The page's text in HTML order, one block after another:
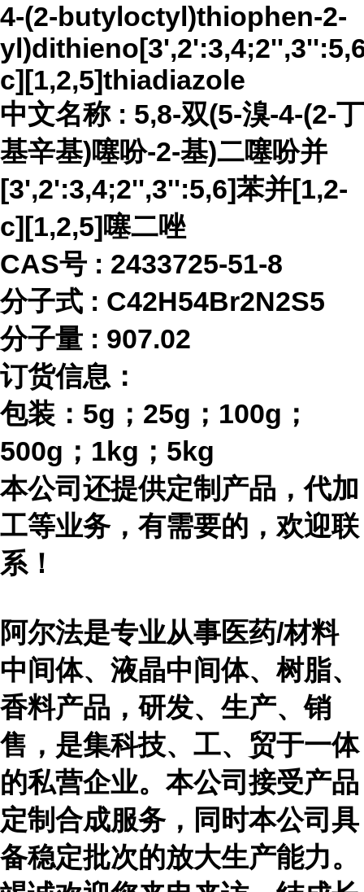
4-(2-butyloctyl)thiophen-2-
c][1,2,5]thiadiazole
中文名称 : 5,8-双(5-溴-4-(2-丁
基辛基)噻吩-2-基)二噻吩并
[3',2':3,4;2'',3'':5,6]苯并[1,2-
c][1,2,5]噻二唑
CAS号 : 2433725-51-8
分子式 : C42H54Br2N2S5
分子量 : 907.02
订货信息：
包装： 5g；25g；100g；
500g；1kg；5kg
本公司还提供定制产品，代加
工等业务，有需要的，欢迎联
系！
阿尔法是专业从事医药/材料
中间体、液晶中间体、树脂、
香料产品，研发、生产、销
售，是集科技、工、贸于一体
的私营企业。本公司接受产品
定制合成服务，同时本公司具
备稳定批次的放大生产能力。